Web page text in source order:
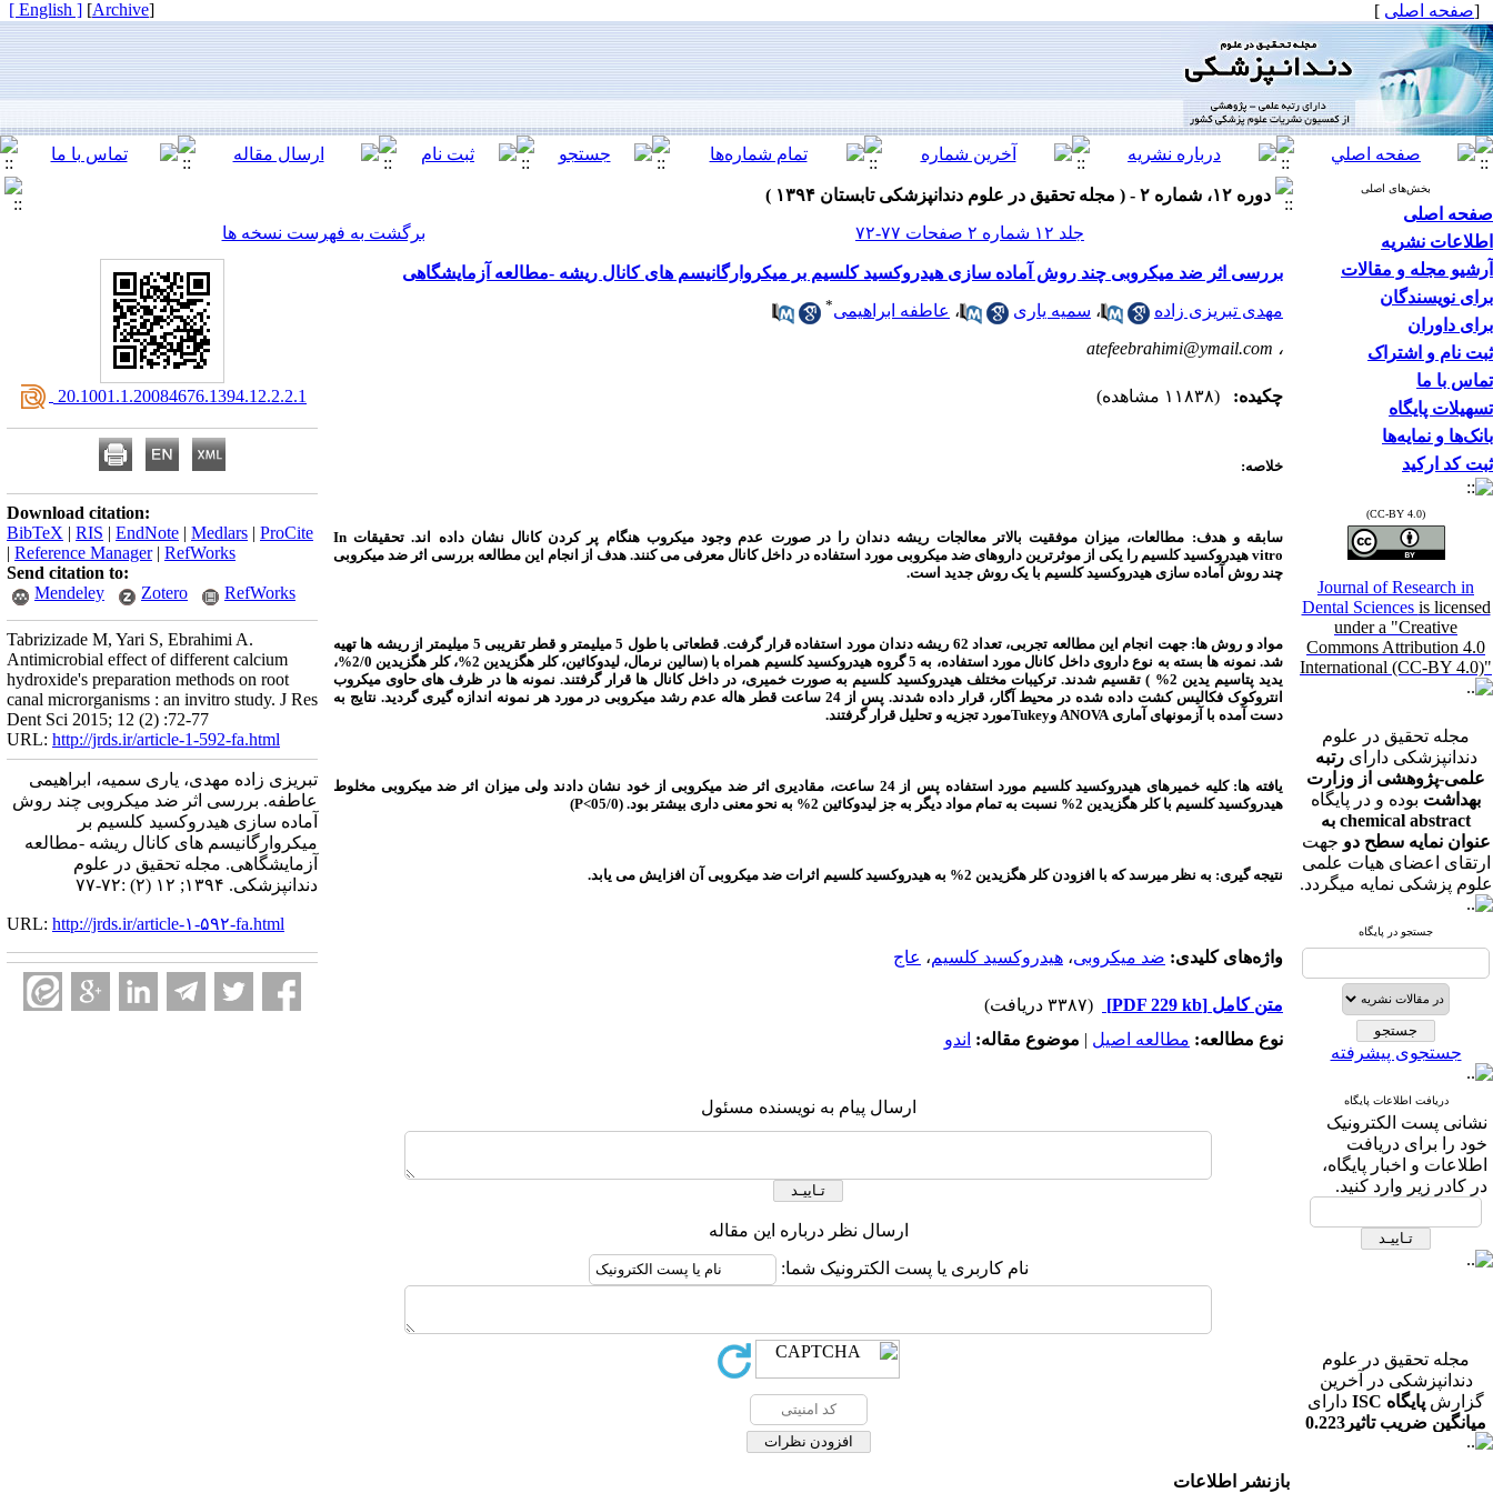
[صفحه اصلی ]
[
Archive
]
[ English ]
بخش‌های اصلی
صفحه اصلی
اطلاعات نشریه
آرشیو مجله و مقالات
برای نویسندگان
برای داوران
ثبت نام و اشتراک
تماس با ما
تسهیلات پایگاه
بانک‌ها و نمایه‌ها
ثبت کد ارکید
(CC-BY 4.0)
Journal of Research in
Dental Sciences is licensed
under a "Creative
Commons Attribution 4.0
International (CC-BY 4.0)"
مجله تحقیق در علوم
دندانپزشکی دارایرتبه
علمی-پژوهشی از وزارت
بهداشت بوده و در پایگاه
chemical abstract به
عنوان نمایه سطح دو جهت
ارتقای اعضای هیات علمی
علوم پزشکی نمایه میگردد.
جستجو در پایگاه
جستجوی پیشرفته
دریافت اطلاعات پایگاه
نشانی پست الکترونیک
خود را برای دریافت
اطلاعات و اخبار پایگاه،
در کادر زیر وارد کنید.
مجله تحقیق در علوم
دندانپزشکی در آخرین
گزارش پایگاه ISC
دارای
میانگین ضریب تاثیر0.223
در رشته دندانپزشکی می
دوره ۱۲، شماره ۲ - ( مجله تحقیق در علوم دندانپزشکی تابستان ۱۳۹۴ )
جلد ۱۲ شماره ۲ صفحات ۷۷-۷۲
برگشت به فهرست نسخه ها
بررسی اثر ضد میکروبی چند روش آماده سازی هیدروکسید کلسیم بر میکروارگانیسم های کانال ریشه -مطالعه آزمایشگاهی
مهدی تبریزی زاده ، سمیه یاری ، عاطفه ابراهیمی*
، atefeebrahimi@ymail.com
چکیده: (۱۱۸۳۸ مشاهده)
خلاصه:
سابقه و هدف: مطالعات، میزان موفقیت بالاتر معالجات ریشه دندان را در صورت عدم وجود میکروب هنگام پر کردن کانال نشان داده اند. تحقیقات In
vitro هیدروکسید کلسیم را یکی از موثرترین داروهای ضد میکروبی مورد استفاده در داخل کانال معرفی می کنند. هدف از انجام این مطالعه بررسی اثر ضد میکروبی
چند روش آماده سازی هیدروکسید کلسیم با یک روش جدید است.
مواد و روش ها: جهت انجام این مطالعه تجربی، تعداد 62
ریشه دندان مورد استفاده قرار گرفت. قطعاتی با طول 5 میلیمتر و قطر تقریبی 5 میلیمتر از ریشه ها تهیه
شد. نمونه ها بسته به نوع داروی داخل کانال مورد استفاده، به 5 گروه هیدروکسید کلسیم همراه با (سالین نرمال،
لیدوکائین، کلر هگزیدین 2%، کلر هگزیدین 2/0%،
یدید پتاسیم یدین 2% ) تقسیم شدند. ترکیبات مختلف هیدروکسید کلسیم به صورت خمیری، در داخل کانال ها قرار گرفتند.
نمونه ها در ظرف های حاوی میکروب
انتروکوک فکالیس کشت داده شده در محیط آگار، قرار داده شدند. پس از 24 ساعت قطر هاله عدم رشد میکروبی در مورد هر نمونه اندازه گیری گردید. نتایج به
دست آمده با آزمونهای آماری ANOVA وTukeyمورد تجزیه و تحلیل قرار گرفتند.
یافته ها:
کلیه خمیرهای هیدروکسید کلسیم مورد استفاده پس از 24 ساعت، مقادیری اثر ضد میکروبی از خود نشان دادند ولی میزان اثر ضد میکروبی مخلوط
هیدروکسید کلسیم با کلر هگزیدین 2% نسبت به تمام مواد دیگر به جز لیدوکائین 2%
به نحو معنی داری بیشتر بود.
)
05/0
>
P
)
نتیجه گیری: به نظر می­رسد که با افزودن کلر هگزیدین 2% به هیدروکسید کلسیم اثرات ضد میکروبی آن افزایش می یابد.
واژه‌های کلیدی: ضد میکروبی، هیدروکسید کلسیم، عاج
متن کامل [PDF 229 kb]
(۳۳۸۷ دریافت)
نوع مطالعه: مطالعه اصیل | موضوع مقاله: اندو
ارسال پیام به نویسنده مسئول
ارسال نظر درباره این مقاله
نام کاربری یا پست الکترونیک شما:
‎ 20.1001.1.20084676.1394.12.2.2.1
Download citation:
BibTeX | RIS | EndNote | Medlars | ProCite
| Reference Manager| RefWorks
Send citation to:
Mendeley
Zotero RefWorks
Tabrizizade M, Yari S, Ebrahimi A.
Antimicrobial effect of different calcium
hydroxide's preparation methods on root
canal microrganisms : an invitro study. J Res
Dent Sci 2015; 12 (2) :72-77
URL: http://jrds.ir/article-1-592-fa.html
تبریزی زاده مهدی، یاری سمیه، ابراهیمی
عاطفه. بررسی اثر ضد میکروبی چند روش
آماده سازی هیدروکسید کلسیم بر
میکروارگانیسم های کانال ریشه -مطالعه
آزمایشگاهی. مجله تحقیق در علوم
دندانپزشکی. ۱۳۹۴; ۱۲ (۲) :۷۲-۷۷
URL: http://jrds.ir/article-۱-۵۹۲-fa.html
بازنشر اطلاعات